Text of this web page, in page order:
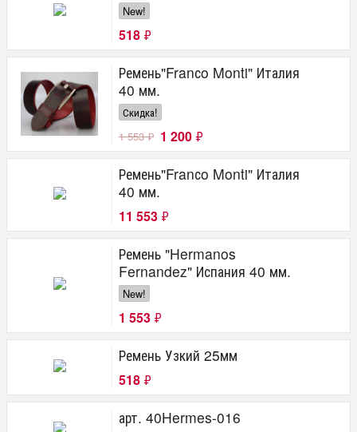
New!
518 ₽
Ремень"Franсo Monti" Италия
40 мм.
Скидка!
1 553₽ 1 200 ₽
Ремень"Franсo Monti" Италия
40 мм.
11 553 ₽
Ремень "Hermanos
Fernandez" Испания 40 мм.
New!
1 553 ₽
Ремень Узкий 25мм
518 ₽
арт. 40Hermes-016